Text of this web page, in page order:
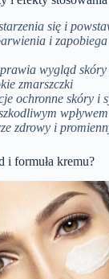
się i
i
wygląd
zmarszczki
ochronne skóry i
zdrowy i
i formuła kremu?